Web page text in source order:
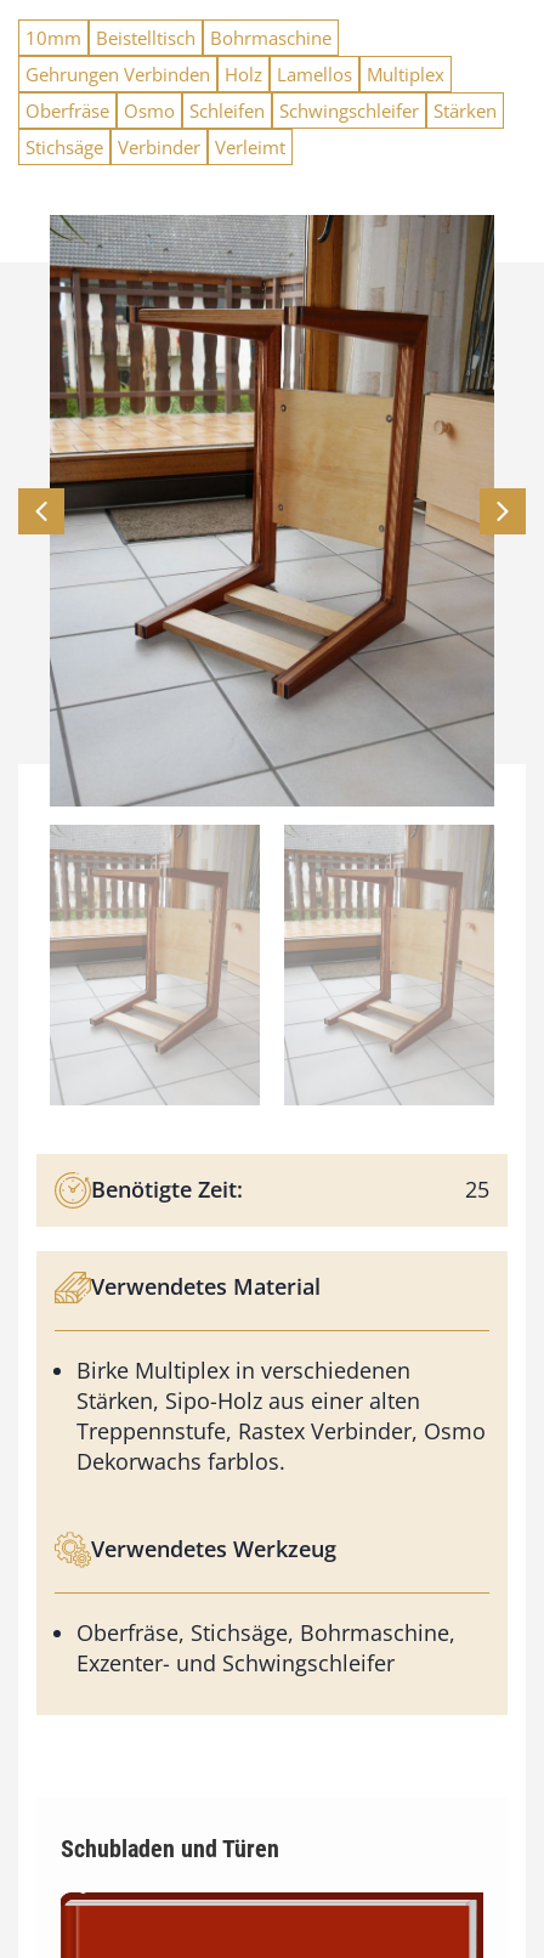
10mm Beistelltisch
Bohrmaschine
Gehrungen Verbinden
Holz Lamellos
Multiplex
Oberfräse
Osmo Schleifen Schwingschleifer Stärken
Stichsäge Verbinder Verleimt
Benötigte Zeit: 25
Verwendetes Material
Birke Multiplex in verschiedenen
Stärken, Sipo-Holz aus einer alten
Treppennstufe, Rastex Verbinder, Osmo
Dekorwachs farblos.
Verwendetes Werkzeug
Oberfräse, Stichsäge, Bohrmaschine,
Exzenter- und Schwingschleifer
Schubladen und Türen